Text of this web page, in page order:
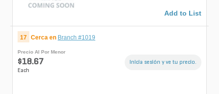
Add to List
17 Cerca en Branch #1019
Precio Al Por Menor
$18.67
Each
Inicia sesión y ve tu precio.